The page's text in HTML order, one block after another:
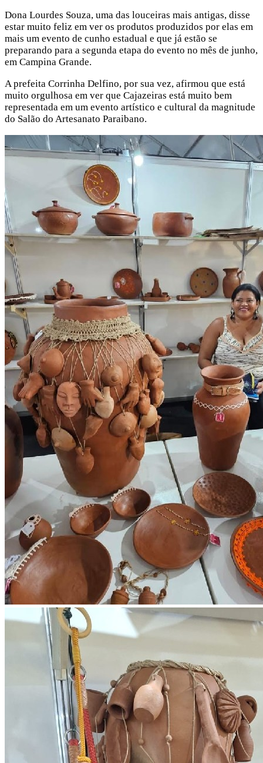
Dona Lourdes Souza, uma das louceiras mais antigas, disse
estar muito feliz em ver os produtos produzidos por elas em
mais um evento de cunho estadual e que já estão se
preparando para a segunda etapa do evento no mês de junho,
em Campina Grande.
A prefeita Corrinha Delfino, por sua vez, afirmou que está
muito orgulhosa em ver que Cajazeiras está muito bem
representada em um evento artístico e cultural da magnitude
do Salão do Artesanato Paraibano.